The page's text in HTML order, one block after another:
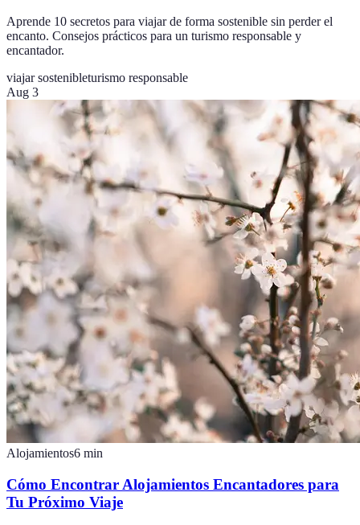
Aprende 10 secretos para viajar de forma sostenible sin perder el
encanto. Consejos prácticos para un turismo responsable y
encantador.
viajar sostenibleturismo responsable
Aug 3
Alojamientos6 min
Cómo Encontrar Alojamientos Encantadores para
Tu Próximo Viaje